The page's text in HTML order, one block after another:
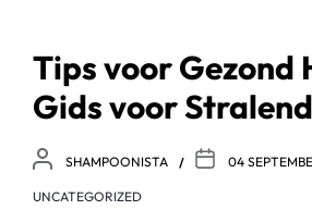
Tips voor Gezond
Gids voor
SHAMPOONISTA 04
UNCATEGORIZED